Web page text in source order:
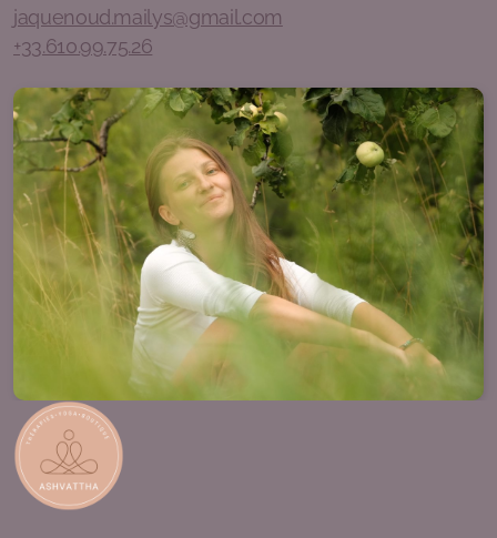
jaquenoud.mailys@gmail.com
+33.610.99.75.26
Cercle de Chants Sacrés et Tambours avec Vijaya |
Vendredi 1sem/2
Construction de Tambours avec Chloé et Lalita |
Espace Nature d'Ashvattha - Genève | 22-23 août
A propos du projet
Contribution Financière
Toutes les contributions
Contribution Achat Objets inspirants